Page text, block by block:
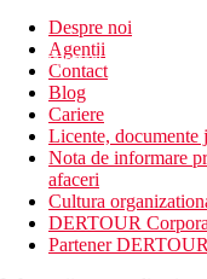
newsletter!
Despre noi
Agentii
Contact
Blog
Cariere
Licente, documente
Nota de informare
afaceri
Cultura
DERTOUR
Partener DERTOUR